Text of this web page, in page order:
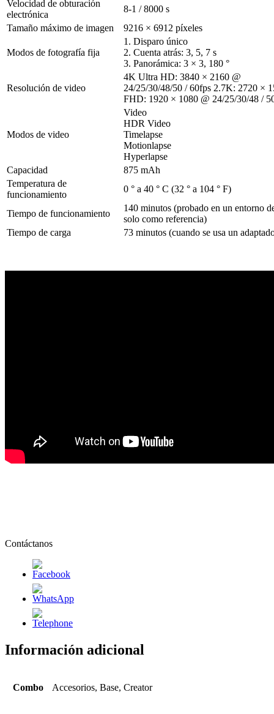
Velocidad de obturación
electrónica
8-1 / 8000 s
Tamaño máximo de imagen
9216 × 6912 píxeles
Modos de fotografía fija
1. Disparo único
2. Cuenta atrás: 3, 5, 7 s
3. Panorámica: 3 × 3, 180 °
Resolución de video
4K Ultra HD: 3840 × 2160 @
24/25/30/48/50 / 60fps 2.7K: 2720 ×
FHD: 1920 × 1080 @ 24/25/30/48 /
Modos de video
Video
HDR Video
Timelapse
Motionlapse
Hyperlapse
Capacidad
875 mAh
Temperatura de
funcionamiento
0 ° a 40 ° C (32 ° a 104 ° F)
Tiempo de funcionamiento
140 minutos (probado en un entorno
solo como referencia)
Tiempo de carga
73 minutos (cuando se usa un
Contáctanos
Información adicional
Combo Accesorios, Base, Creator